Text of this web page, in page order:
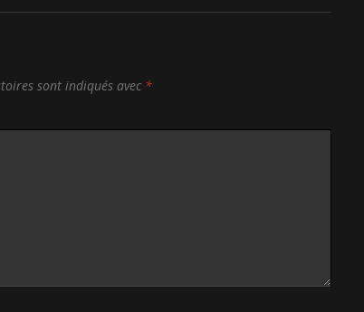
sont indiqués avec *